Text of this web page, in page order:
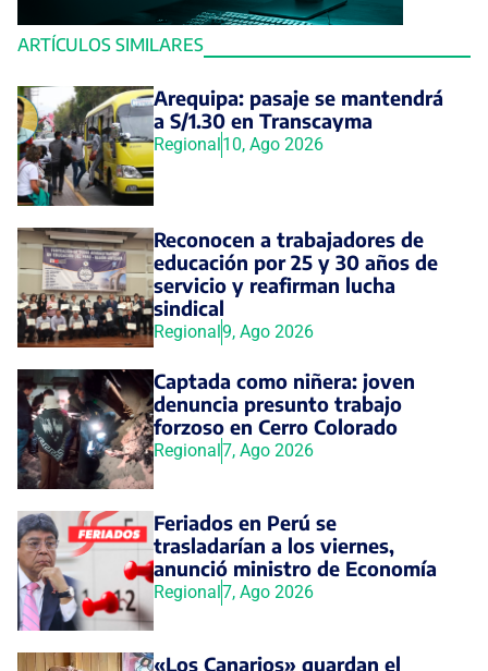
ARTÍCULOS SIMILARES
Arequipa: pasaje se mantendrá
a S/1.30 en Transcayma
Regional10, Ago 2026
Reconocen a trabajadores de
educación por 25 y 30 años de
servicio y reafirman lucha
sindical
Regional9, Ago 2026
Captada como niñera: joven
denuncia presunto trabajo
forzoso en Cerro Colorado
Regional7, Ago 2026
Feriados en Perú se
trasladarían a los viernes,
anunció ministro de Economía
Regional7, Ago 2026
«Los Canarios» guardan el